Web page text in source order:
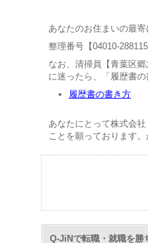
あなたのお住まいの最
整理番号【04010-
なお、清掃員【青葉区
に迷ったら、「履歴書
履歴書の書き方
あなたにとって株式会
ことを願っております。
Q-JiNで転職・就職を勝